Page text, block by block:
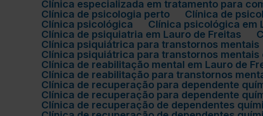
Clínica especializada em tratamento para
Clínica de psicologia perto
Clínica de
Clínica psicológica
Clínica psicológica em
Clínica de psiquiatria em Lauro de Freitas
Clínica psiquiátrica para transtornos mentais
Clínica psiquiátrica para transtornos
Clínica de reabilitação mental em Lauro de
Clínica de reabilitação para transtornos
Clínica de recuperação para dependente
Clínica de recuperação para dependente
Clínica de recuperação de dependentes